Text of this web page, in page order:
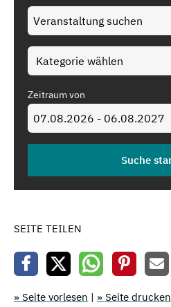
Zeitraum von
SEITE TEILEN
» Seite vorlesen | » Seite drucken